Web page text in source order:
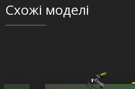
Схожі моделі